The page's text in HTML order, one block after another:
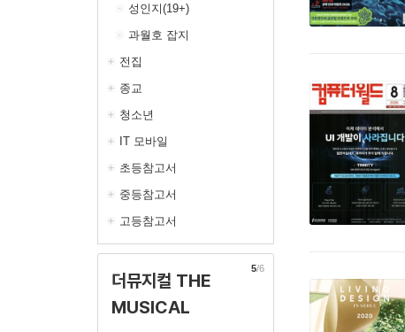
성인지(19+)
과월호 잡지
전집
종교
청소년
IT 모바일
초등참고서
중등참고서
고등참고서
더뮤지컬 THE
MUSICAL
5/6